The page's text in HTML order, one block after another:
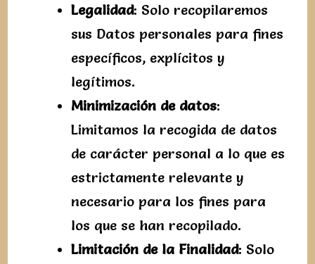
Legalidad: Solo recopilaremos
sus Datos personales para fines
específicos, explícitos y
legítimos.
Minimización de datos:
Limitamos la recogida de datos
de carácter personal a lo que es
estrictamente relevante y
necesario para los fines para
los que se han recopilado.
Limitación de la Finalidad: Solo